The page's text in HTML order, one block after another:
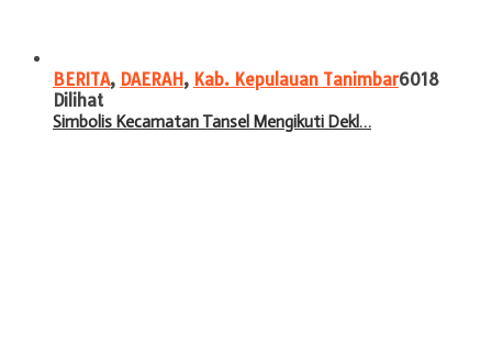
BERITA, DAERAH, Kab. Kepulauan Tanimbar6018
Dilihat
Simbolis Kecamatan Tansel Mengikuti Dekl…